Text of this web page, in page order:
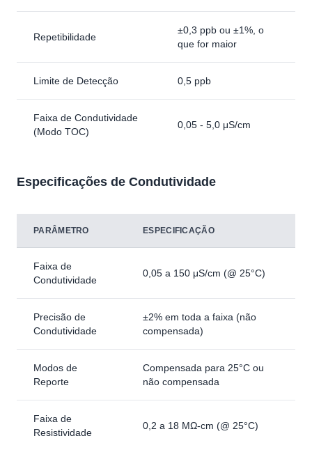
Repetibilidade
±0,3 ppb ou ±1%, o
que for maior
Limite de Detecção 0,5 ppb
Faixa de Condutividade
(Modo TOC)
0,05 - 5,0 μS/cm
Especificações de Condutividade
PARÂMETRO ESPECIFICAÇÃO
Faixa de
Condutividade
0,05 a 150 μS/cm (@ 25°C)
Precisão de
Condutividade
±2% em toda a faixa (não
compensada)
Modos de
Reporte
Compensada para 25°C ou
não compensada
Faixa de
Resistividade
0,2 a 18 MΩ-cm (@ 25°C)